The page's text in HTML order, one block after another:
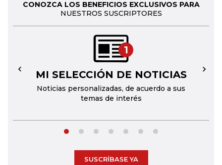
CONOZCA LOS BENEFICIOS EXCLUSIVOS PARA
NUESTROS SUSCRIPTORES
1
MI SELECCIÓN DE NOTICIAS
Noticias personalizadas, de acuerdo a sus
temas de interés
← →
SUSCRÍBASE YA